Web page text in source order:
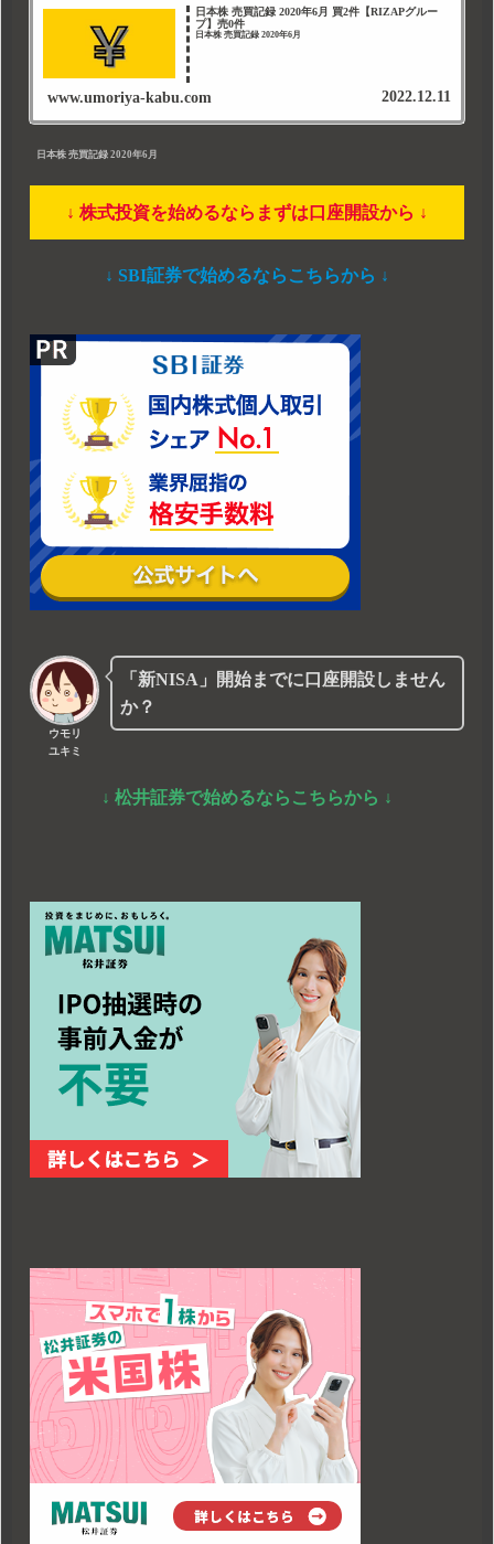
日本株 売買記録 2020年6月 買2件【RIZAPグルー
プ】売0件
日本株 売買記録 2020年6月
www.umoriya-kabu.com 2022.12.11
日本株 売買記録 2020年6月
↓ 株式投資を始めるならまずは口座開設から ↓
↓ SBI証券で始めるならこちらから ↓
ウモリ
ユキミ
「新NISA」開始までに口座開設しません
か？
↓ 松井証券で始めるならこちらから ↓